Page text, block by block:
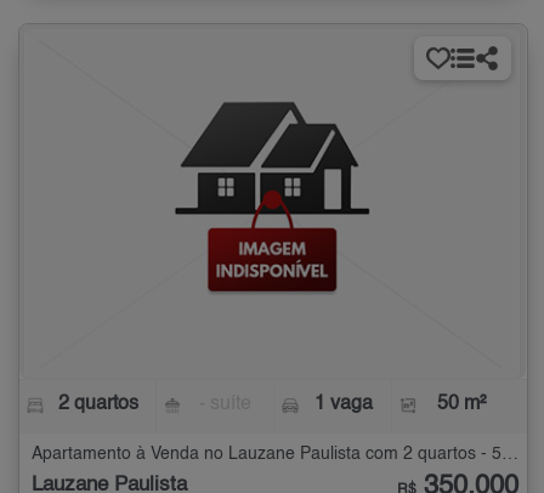
2 quartos 1 vaga 50 m²
Apartamento à Venda no Lauzane Paulista com 2 quartos - 50 m²
Lauzane Paulista 350.000